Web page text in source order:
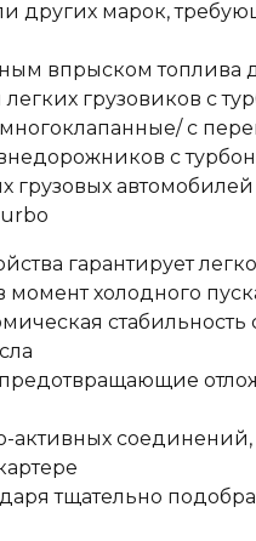
других марок,
впрыском топлива
грузовиков с
с
с
грузовых
гарантирует
момент холодного
стабильность
активных
тщательно